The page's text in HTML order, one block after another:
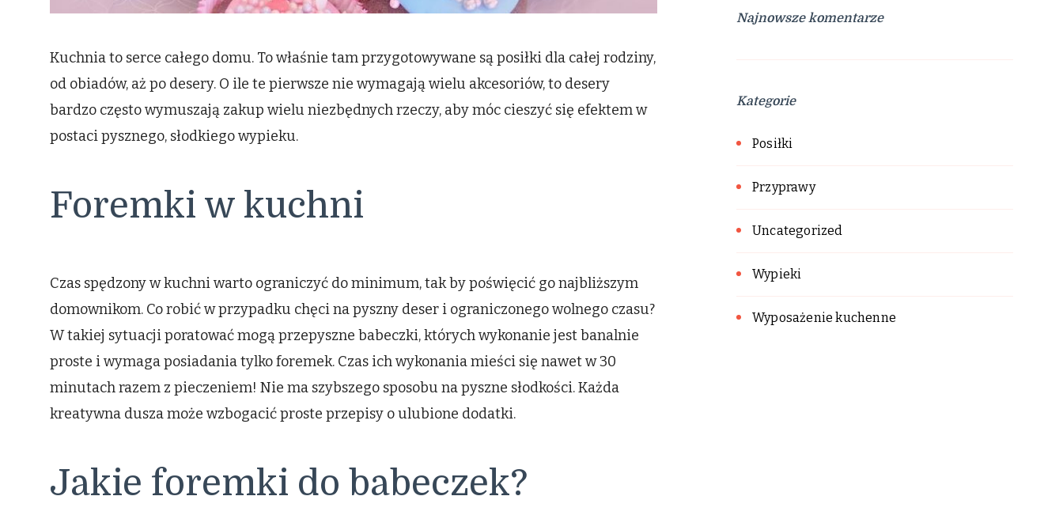
Kuchnia to serce całego domu. To właśnie tam przygotowywane są posiłki dla całej rodziny,
od obiadów, aż po desery. O ile te pierwsze nie wymagają wielu akcesoriów, to desery
bardzo często wymuszają zakup wielu niezbędnych rzeczy, aby móc cieszyć się efektem w
postaci pysznego, słodkiego wypieku.
Foremki w kuchni
Czas spędzony w kuchni warto ograniczyć do minimum, tak by poświęcić go najbliższym
domownikom. Co robić w przypadku chęci na pyszny deser i ograniczonego wolnego czasu?
W takiej sytuacji poratować mogą przepyszne babeczki, których wykonanie jest banalnie
proste i wymaga posiadania tylko foremek. Czas ich wykonania mieści się nawet w 30
minutach razem z pieczeniem! Nie ma szybszego sposobu na pyszne słodkości. Każda
kreatywna dusza może wzbogacić proste przepisy o ulubione dodatki.
Jakie foremki do babeczek?
Najnowsze komentarze
Kategorie
Posiłki
Przyprawy
Uncategorized
Wypieki
Wyposażenie kuchenne